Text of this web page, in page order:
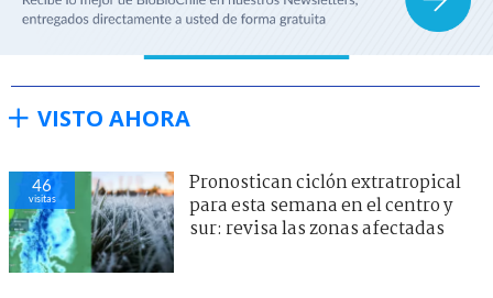
VISTO AHORA
46
visitas
Pronostican ciclón extratropical
para esta semana en el centro y
sur: revisa las zonas afectadas